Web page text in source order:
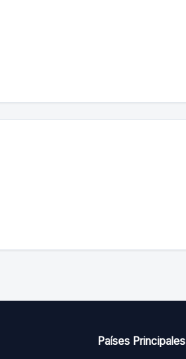
Países Principales